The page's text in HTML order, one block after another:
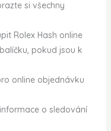
si všechny
Rolex Hash online
pokud jsou k
online objednávku
o sledování